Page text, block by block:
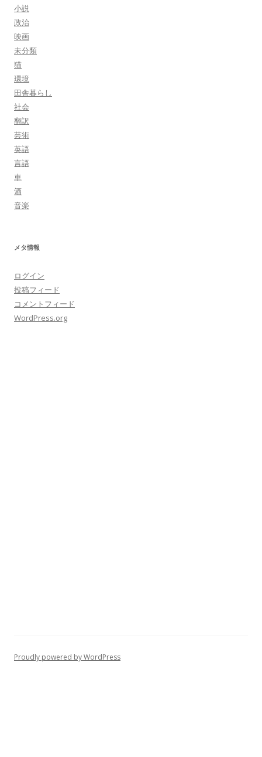
小説
政治
映画
未分類
猫
環境
田舎暮らし
社会
翻訳
芸術
英語
言語
車
酒
音楽
メタ情報
ログイン
投稿フィード
コメントフィード
WordPress.org
Proudly powered by WordPress